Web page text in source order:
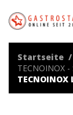
Startseite
TECNOINOX